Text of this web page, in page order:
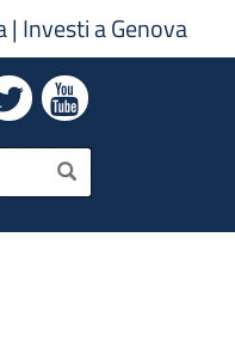
| Investi a Genova
CERCA